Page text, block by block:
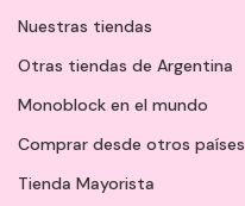
Nuestras tiendas
Otras tiendas de Argentina
Monoblock en el mundo
Comprar desde otros países
Tienda Mayorista